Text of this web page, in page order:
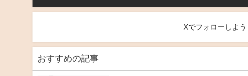
Xでフォローしよう
おすすめの記事